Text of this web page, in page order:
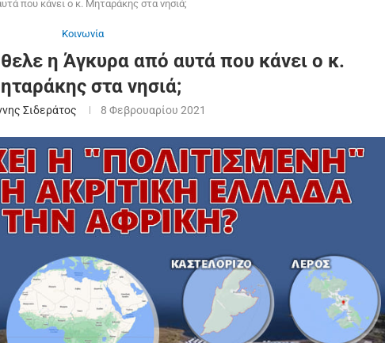
που κάνει ο κ. Μηταράκης στα νησιά;
Κοινωνία
η Άγκυρα από αυτά που κάνει ο κ.
στα νησιά;
Σιδεράτος 8 Φεβρουαρίου 2021